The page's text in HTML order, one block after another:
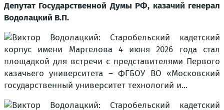
Депутат Государственной Думы РФ, казачий генерал
Водолацкий В.П.